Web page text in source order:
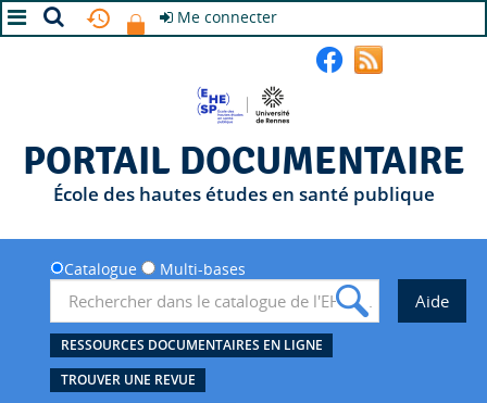
Me connecter
PORTAIL DOCUMENTAIRE
École des hautes études en santé publique
Catalogue Multi-bases
RESSOURCES DOCUMENTAIRES EN LIGNE
TROUVER UNE REVUE